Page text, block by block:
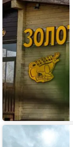
Спа-
Курорт